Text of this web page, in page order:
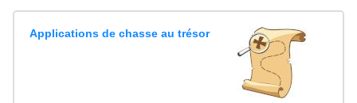
Applications de chasse au trésor